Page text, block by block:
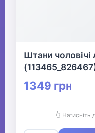
Штани чоловічі
1349 грн
👆 Натисніть